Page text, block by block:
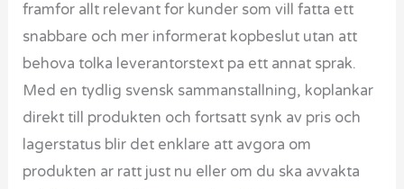
framfor allt relevant for kunder som vill fatta ett
snabbare och mer informerat kopbeslut utan att
behova tolka leverantorstext pa ett annat sprak.
Med en tydlig svensk sammanstallning, koplankar
direkt till produkten och fortsatt synk av pris och
lagerstatus blir det enklare att avgora om
produkten ar ratt just nu eller om du ska avvakta